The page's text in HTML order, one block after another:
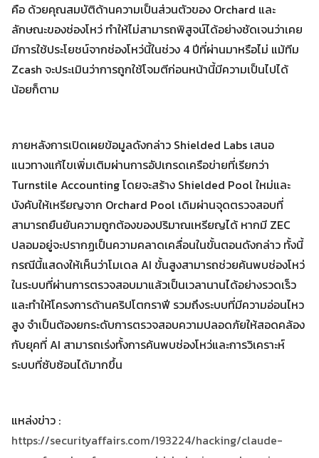
Search
for:
Search
คือ ด้วยคุณสมบัติด้านความเป็นส่วนตัวของ Orchard และ
ลักษณะของช่องโหว่ ทำให้ไม่สามารถพิสูจน์ได้อย่างชัดเจนว่าเคย
มีการใช้ประโยชน์จากช่องโหว่นี้ในช่วง 4 ปีที่ผ่านมาหรือไม่ แม้ทีม
Zcash จะประเมินว่าการถูกใช้โจมตีก่อนหน้านี้มีความเป็นไปได้
น้อยก็ตาม
ภายหลังการเปิดเผยข้อมูลดังกล่าว Shielded Labs เสนอ
แนวทางแก้ไขเพิ่มเติมผ่านการอัปเกรดเครือข่ายที่เรียกว่า
Turnstile Accounting โดยจะสร้าง Shielded Pool ใหม่และ
บังคับให้เหรียญจาก Orchard Pool เดิมผ่านจุดตรวจสอบที่
สามารถยืนยันความถูกต้องของปริมาณเหรียญได้ หากมี ZEC
ปลอมอยู่จะปรากฏเป็นความคลาดเคลื่อนในขั้นตอนดังกล่าว ทั้งนี้
กรณีนี้แสดงให้เห็นว่าโมเดล AI ขั้นสูงสามารถช่วยค้นพบช่องโหว่
ในระบบที่ผ่านการตรวจสอบมาแล้วเป็นเวลานานได้อย่างรวดเร็ว
และทำให้โครงการด้านคริปโตกราฟี รวมถึงระบบที่มีความอ่อนไหว
สูง จำเป็นต้องยกระดับการตรวจสอบความปลอดภัยให้สอดคล้อง
กับยุคที่ AI สามารถเร่งทั้งการค้นพบช่องโหว่และการวิเคราะห์
ระบบที่ซับซ้อนได้มากขึ้น
แหล่งข่าว :
https://securityaffairs.com/193224/hacking/claude-